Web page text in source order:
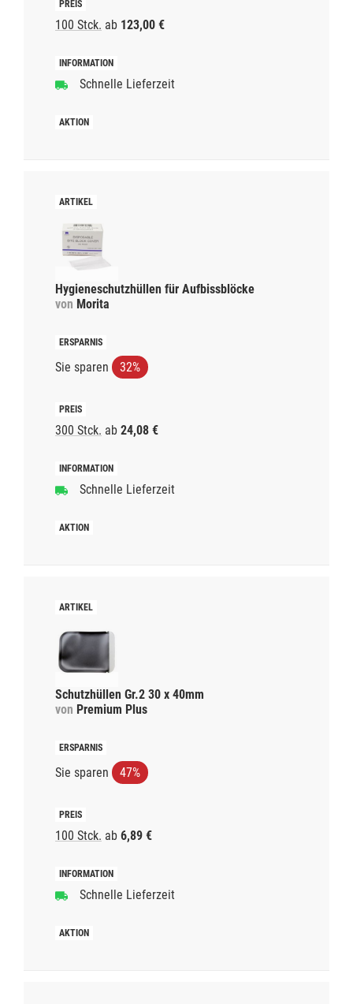
100 Stck. ab 123,00 €
Schnelle Lieferzeit
Hygieneschutzhüllen für Aufbissblöcke
von Morita
Sie sparen 32%
300 Stck. ab 24,08 €
Schnelle Lieferzeit
Schutzhüllen Gr.2 30 x 40mm
von Premium Plus
Sie sparen 47%
100 Stck. ab 6,89 €
Schnelle Lieferzeit